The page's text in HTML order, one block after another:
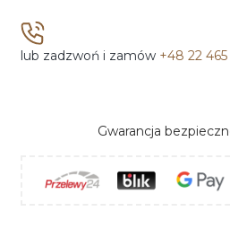
lub zadzwoń i zamów +48 22 465
Gwarancja